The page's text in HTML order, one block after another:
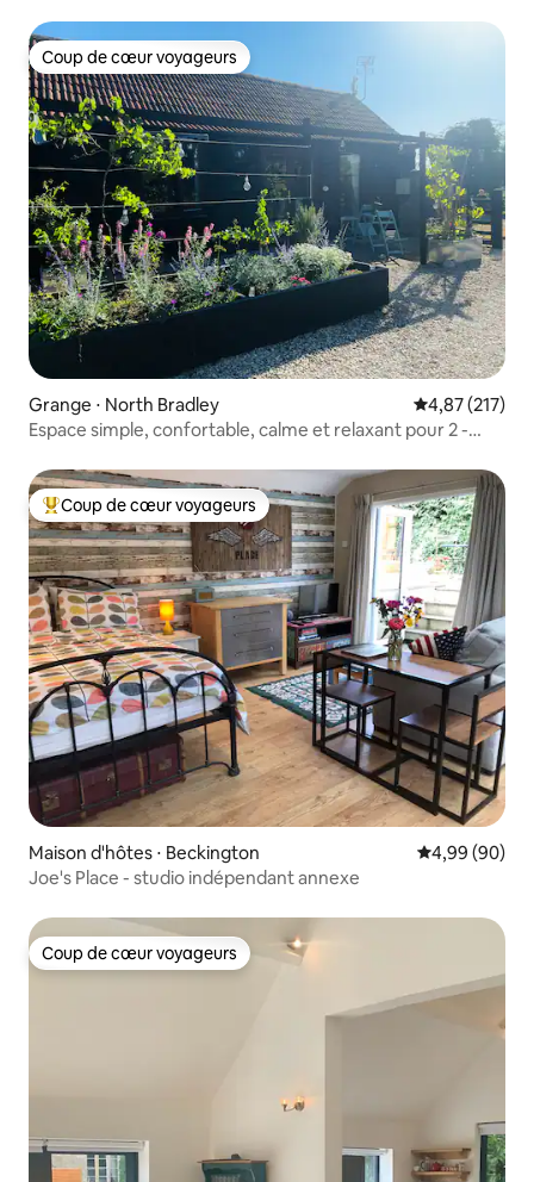
Coup de cœur voyageurs
Coup de cœur voyageurs
Grange ⋅ North Bradley Évaluation
4,87 (217)
Espace simple, confortable, calme et relaxant pour 2 -
Coups de cœur voyageurs les plus appréciés
Coup de cœur voyageurs
Maison d'hôtes ⋅ Beckington Évaluation
4,99 (90)
Joe's Place - studio indépendant annexe
Coup de cœur voyageurs
Coup de cœur voyageurs